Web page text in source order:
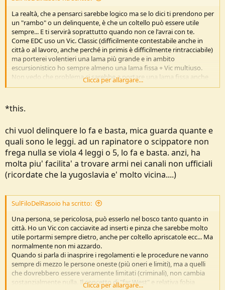
La realtà, che a pensarci sarebbe logico ma se lo dici ti prendono per
un "rambo" o un delinquente, è che un coltello può essere utile
sempre... E ti servirà soprattutto quando non ce l'avrai con te.
Come EDC uso un Vic. Classic (difficilmente contestabile anche in
città o al lavoro, anche perché in primis è difficilmente rintracciabile)
ma porterei volentieri una lama più grande e in ambito
escursionistico ho sempre almeno una lama fissa + Vic multiuso.
Non vedo che problema ci sarebbe a portare una lama fissa anche
in città, fosse per me liberalizzerei anche il porto occulto da difesa
(e quindi sono persone con la fedina penale pulita e si spera con un
minimo di preparazione e sobrietà mentale). È tutta una questione
repressione, si colpiscono soprattutto gli onesti e si rischia solo di
peggiorare la situazione
Clicca per allargare...
*this.
chi vuol delinquere lo fa e basta, mica guarda quante e
quali sono le leggi. ad un rapinatore o scippatore non
frega nulla se viola 4 leggi o 5, lo fa e basta. anzi, ha
molta piu' facilita' a trovare armi nei canali non ufficiali
(ricordate che la yugoslavia e' molto vicina....)
SulFiloDelRasoio ha scritto:
Una persona, se pericolosa, può esserlo nel bosco tanto quanto in
città. Ho un Vic con cacciavite ad inserti e pinza che sarebbe molto
utile portarmi sempre dietro, anche per coltello apriscatole ecc... Ma
normalmente non mi azzardo.
Quando si parla di inasprire i regolamenti e le procedure ne vanno
sempre di mezzo le persone oneste (più oneri e limiti), ma a quelli
che dovrebbero essere veramente limitati (criminali), non cambia
sostanzialmente nulla. Il concetto di "far West" e relativa fobia
Clicca per allargare...